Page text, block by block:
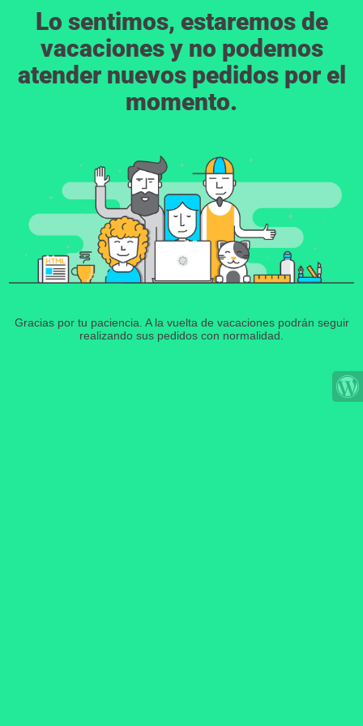
Lo sentimos, estaremos de
vacaciones y no podemos
atender nuevos pedidos por el
momento.
Gracias por tu paciencia. A la vuelta de vacaciones podrán seguir
realizando sus pedidos con normalidad.